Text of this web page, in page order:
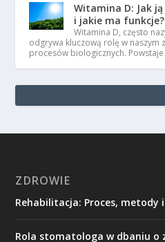
Witamina D: Jak
i jakie ma funkcje?
Witamina D, często
odgrywa kluczową rolę w naszym
procesów biologicznych.
ZDROWIE
Rehabilitacja: Proces,
Rola stomatologa w dbaniu o